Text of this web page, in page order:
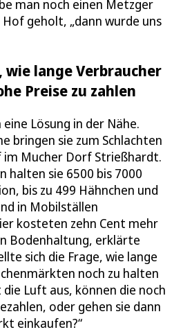
man noch einen Metzger
geholt, „dann wurde uns
wie lange Verbraucher
Preise zu zahlen
Lösung in der Nähe.
bringen sie zum Schlachten
Mucher Dorf Strießhardt.
halten sie 6500 bis 7000
bis zu 499 Hähnchen und
in Mobilställen
kosteten zehn Cent mehr
Bodenhaltung, erklärte
sich die Frage, wie lange
noch zu halten
Luft aus, können die noch
oder gehen sie dann
einkaufen?“